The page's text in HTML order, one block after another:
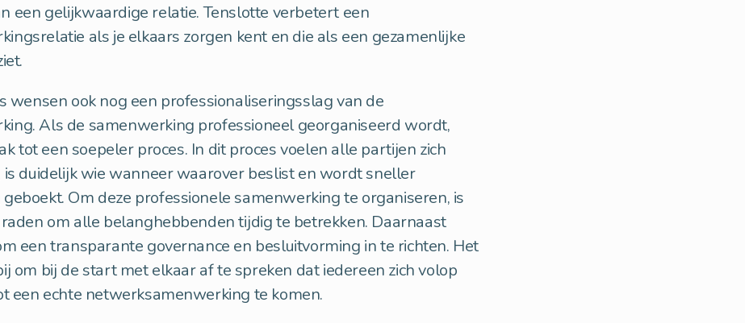
een gelijkwaardige relatie. Tenslotte verbetert een
als je elkaars zorgen kent en die als een gezamenlijke
wensen ook nog een professionaliseringsslag van de
Als de samenwerking professioneel georganiseerd wordt,
tot een soepeler proces. In dit proces voelen alle partijen zich
is duidelijk wie wanneer waarover beslist en wordt sneller
Om deze professionele samenwerking te organiseren, is
om alle belanghebbenden tijdig te betrekken. Daarnaast
een transparante governance en besluitvorming in te richten. Het
om bij de start met elkaar af te spreken dat iedereen zich volop
een echte netwerksamenwerking te komen.